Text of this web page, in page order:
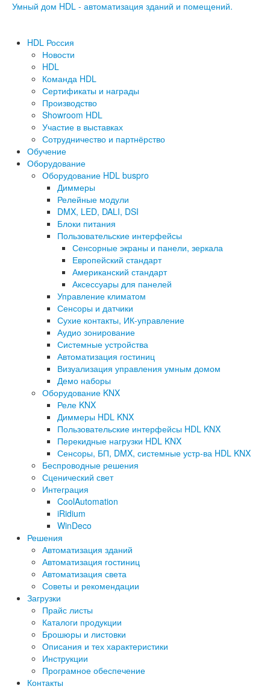
Умный дом HDL - автоматизация зданий и помещений.
HDL Россия
Новости
HDL
Команда HDL
Сертификаты и награды
Производство
Showroom HDL
Участие в выставках
Сотрудничество и партнёрство
Обучение
Оборудование
Оборудование HDL buspro
Диммеры
Релейные модули
DMX, LED, DALI, DSI
Блоки питания
Пользовательские интерфейсы
Сенсорные экраны и панели, зеркала
Европейский стандарт
Американский стандарт
Аксессуары для панелей
Управление климатом
Сенсоры и датчики
Сухие контакты, ИК-управление
Аудио зонирование
Системные устройства
Автоматизация гостиниц
Визуализация управления умным домом
Демо наборы
Оборудование KNX
Реле KNX
Диммеры HDL KNX
Пользовательские интерфейсы HDL KNX
Перекидные нагрузки HDL KNX
Сенсоры, БП, DMX, системные устр-ва HDL KNX
Беспроводные решения
Сценический свет
Интеграция
CoolAutomation
iRidium
WinDeco
Решения
Автоматизация зданий
Автоматизация гостиниц
Автоматизация света
Советы и рекомендации
Загрузки
Прайс листы
Каталоги продукции
Брошюры и листовки
Описания и тех характеристики
Инструкции
Програмное обеспечение
Контакты